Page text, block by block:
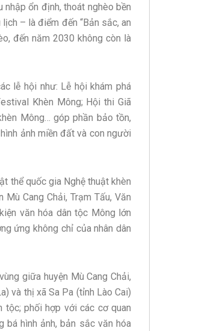
ổn định, thoát nghèo bền
– là điểm đến “Bản sắc, an
đến năm 2030 không còn là
lễ hội như: Lễ hội khám phá
Khèn Mông; Hội thi Giã
Mông… góp phần bảo tồn,
ảnh miền đất và con người
thể quốc gia Nghệ thuật khèn
Cang Chải, Trạm Tấu, Văn
văn hóa dân tộc Mông lớn
ứng không chỉ của nhân dân
giữa huyện Mù Cang Chải,
và thị xã Sa Pa (tỉnh Lào Cai)
tộc; phối hợp với các cơ quan
bá hình ảnh, bản sắc văn hóa